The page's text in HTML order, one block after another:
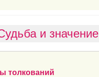
и
толкований